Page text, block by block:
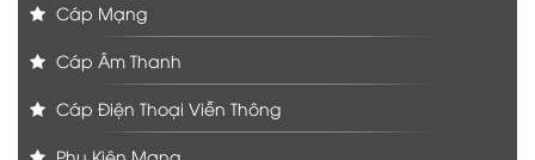
Cáp Mạng
Cáp Âm Thanh
Cáp Điện Thoại Viễn Thông